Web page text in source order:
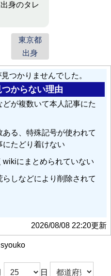
身のタレ
東京都
出身
つかりませんでした。
からない理由
が複数いて本人記事にた
る、特殊記号が使われて
にたどり着けない
にまとめられていない
しなどにより削除されて
2026/08/08 22:20更新
日